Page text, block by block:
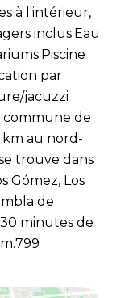
à l'intérieur,
inclus.Eau
par
jacuzzi
commune de
km au nord-
trouve dans
Gómez, Los
de
minutes de